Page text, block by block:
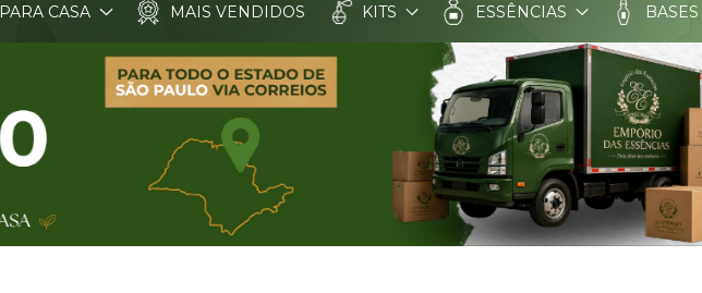
PARA CASA MAIS VENDIDOS KITS ESSÊNCIAS BASES
BANDEJAS MATÉRIA-PRIMA FORMAS COMO COMPRAR